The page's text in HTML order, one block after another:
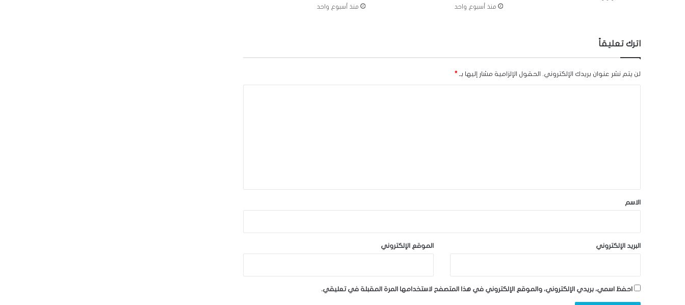
منذ أسبوع واحد منذ أسبوع واحد
اترك تعليقاً
لن يتم نشر عنوان بريدك الإلكتروني. الحقول الإلزامية مشار إليها بـ *
*
الاسم
البريد الإلكتروني الموقع الإلكتروني
احفظ اسمي، بريدي الإلكتروني، والموقع الإلكتروني في هذا المتصفح لاستخدامها المرة المقبلة في تعليقي.